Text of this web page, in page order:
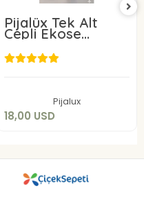
Pijalüx Tek Alt
Cepli Ekose
Pijama
Pijalux
18,00 USD
18,00 USD